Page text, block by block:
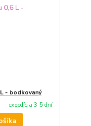
- bodkovaný
expedícia 3-5 dní